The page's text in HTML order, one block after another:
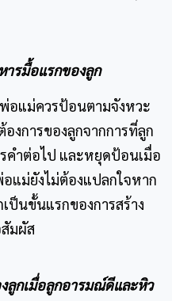
ารมื้อแรกของลูก
อแม่ควรป้อนตามจังหวะ
งการของลูกจากการที่ลูก
คำต่อไป และหยุดป้อนเมื่อ
แม่ยังไม่ต้องแปลกใจหาก
ป็นขั้นแรกของการสร้าง
มผัส
ลูกเมื่อลูกอารมณ์ดีและหิว